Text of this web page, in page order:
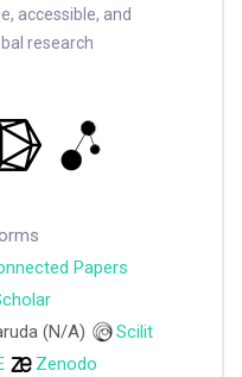
accessible, and
research
Papers
(N/A)
Scilit
Zenodo